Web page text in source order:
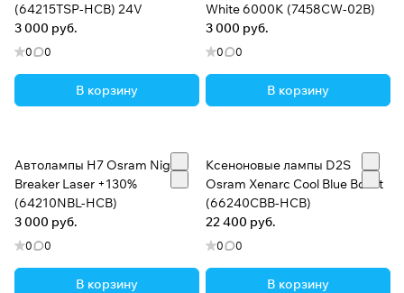
(64215TSP-HCB) 24V
3 000 руб.
0 0
В корзину
White 6000K (7458CW-02B)
3 000 руб.
0 0
В корзину
Автолампы H7 Osram Night
Breaker Laser +130%
(64210NBL-HCB)
3 000 руб.
0 0
В корзину
Ксеноновые лампы D2S
Osram Xenarc Cool Blue Boost
(66240CBB-HCB)
22 400 руб.
0 0
В корзину